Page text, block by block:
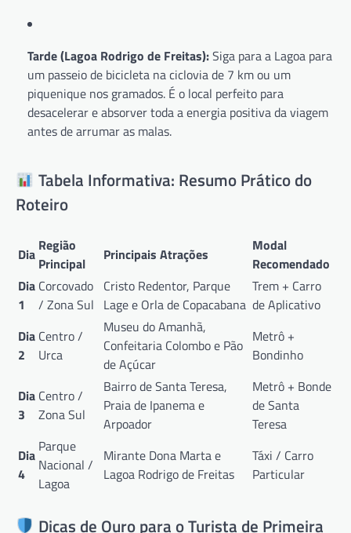
Tarde (Lagoa Rodrigo de Freitas):Siga para a Lagoa para
um passeio de bicicleta na ciclovia de 7 km ou um
piquenique nos gramados. É o local perfeito para
desacelerar e absorver toda a energia positiva da viagem
antes de arrumar as malas.
Tabela Informativa: Resumo Prático do
Roteiro
Dia Região
Principal
Principais Atrações
Modal
Recomendado
Dia
1
Corcovado
/ Zona Sul
Cristo Redentor, Parque
Lage e Orla de Copacabana
Trem + Carro
de Aplicativo
Dia
2
Centro /
Urca
Museu do Amanhã,
Confeitaria Colombo e Pão
de Açúcar
Metrô +
Bondinho
Dia
3
Centro /
Zona Sul
Bairro de Santa Teresa,
Praia de Ipanema e
Arpoador
Metrô + Bonde
de Santa
Teresa
Dia
4
Parque
Nacional /
Lagoa
Mirante Dona Marta e
Lagoa Rodrigo de Freitas
Táxi / Carro
Particular
Dicas de Ouro para o Turista de Primeira